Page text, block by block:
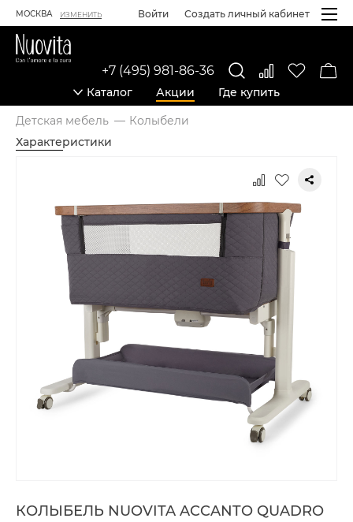
МОСКВА ИЗМЕНИТЬ Войти Создать личный кабинет
Каталог Акции Где купить
+7 (495) 981-86-36
Детская мебель
Колыбели
Характеристики
КОЛЫБЕЛЬ NUOVITA ACCANTO QUADRO